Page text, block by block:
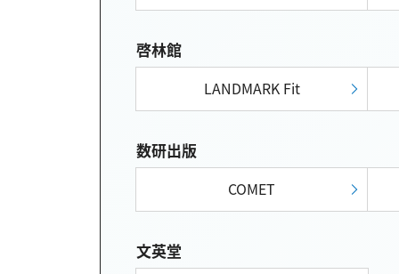
啓林館
LANDMARK Fit
数研出版
COMET
文英堂